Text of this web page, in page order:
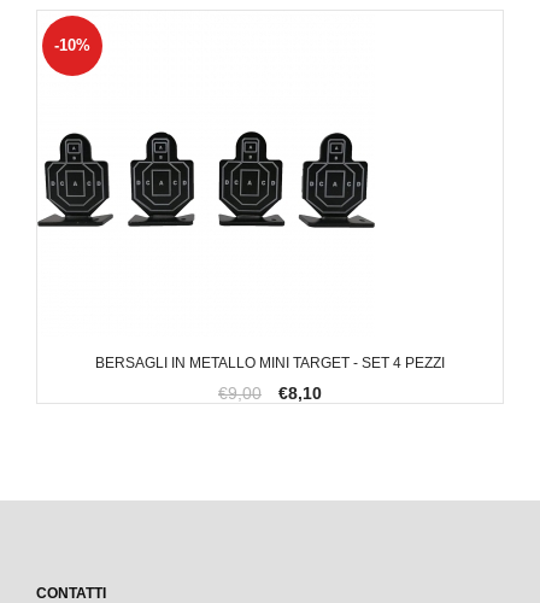
BERSAGLI IN METALLO MINI TARGET - SET 4 PEZZI
-10%
€9,00 €8,10
CONTATTI